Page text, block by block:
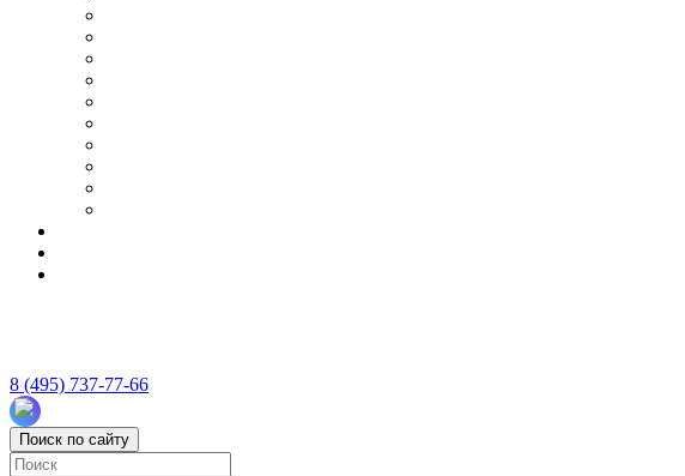
8 (495) 737-77-66
Поиск по сайту